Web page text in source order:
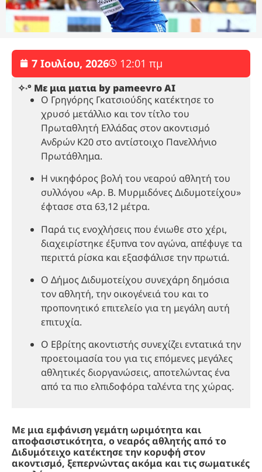
7 Ιουλίου, 2026 12:01 πμ
✧˖° Με μια ματια by pameevro AI
Ο Γρηγόρης Γκατσιούδης κατέκτησε το
χρυσό μετάλλιο και τον τίτλο του
Πρωταθλητή Ελλάδας στον ακοντισμό
Ανδρών Κ20 στο αντίστοιχο Πανελλήνιο
Πρωτάθλημα.
Η νικηφόρος βολή του νεαρού αθλητή του
συλλόγου «Αρ. Β. Μυρμιδόνες Διδυμοτείχου»
έφτασε στα 63,12 μέτρα.
Παρά τις ενοχλήσεις που ένιωθε στο χέρι,
διαχειρίστηκε έξυπνα τον αγώνα, απέφυγε τα
περιττά ρίσκα και εξασφάλισε την πρωτιά.
Ο Δήμος Διδυμοτείχου συνεχάρη δημόσια
τον αθλητή, την οικογένειά του και το
προπονητικό επιτελείο για τη μεγάλη αυτή
επιτυχία.
Ο Εβρίτης ακοντιστής συνεχίζει εντατικά την
προετοιμασία του για τις επόμενες μεγάλες
αθλητικές διοργανώσεις, αποτελώντας ένα
από τα πιο ελπιδοφόρα ταλέντα της χώρας.
Με μια εμφάνιση γεμάτη ωριμότητα και
αποφασιστικότητα, ο νεαρός αθλητής από το
Διδυμότειχο κατέκτησε την κορυφή στον
ακοντισμό, ξεπερνώντας ακόμα και τις σωματικές